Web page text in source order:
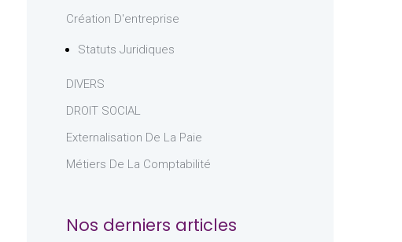
Création D'entreprise
Statuts Juridiques
DIVERS
DROIT SOCIAL
Externalisation De La Paie
Métiers De La Comptabilité
Nos derniers articles